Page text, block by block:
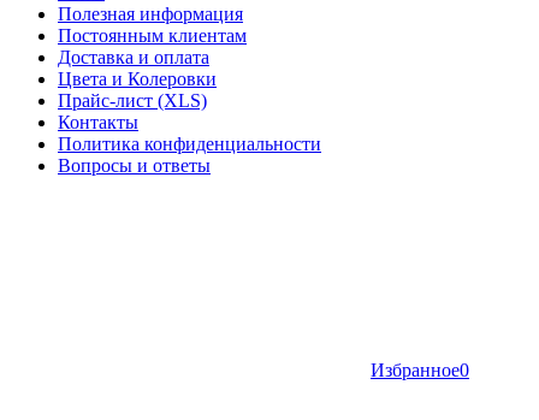
Полезная информация
Постоянным клиентам
Доставка и оплата
Цвета и Колеровки
Прайс-лист (XLS)
Контакты
Политика конфиденциальности
Вопросы и ответы
Избранное0